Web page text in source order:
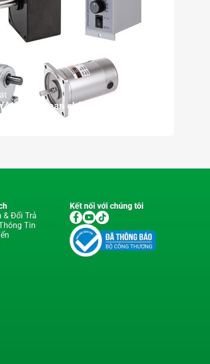
Đài Loan chính hãng tại Việt
& Đổi Trả
Tin
Kết nối với chúng tôi